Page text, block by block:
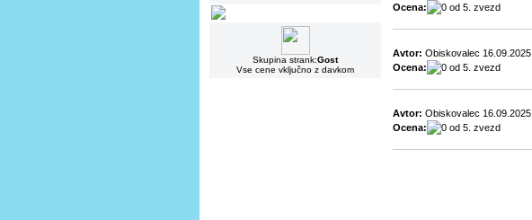
Skupina strank:Gost
Vse cene vključno z davkom
Ocena:
Avtor: Obiskovalec 16.09.2025
Ocena:
Avtor: Obiskovalec 16.09.2025
Ocena: